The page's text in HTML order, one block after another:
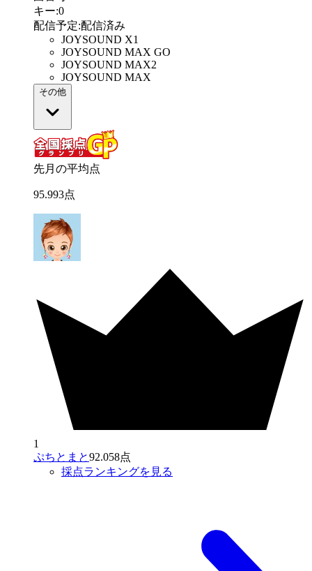
キー:0
配信予定:配信済み
JOYSOUND X1
JOYSOUND MAX GO
JOYSOUND MAX2
JOYSOUND MAX
その他
先月の平均点
95.993点
1
ぷちとまと92.058点
採点ランキングを見る